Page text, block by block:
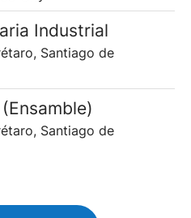
Industrial
Santiago de
Santiago de